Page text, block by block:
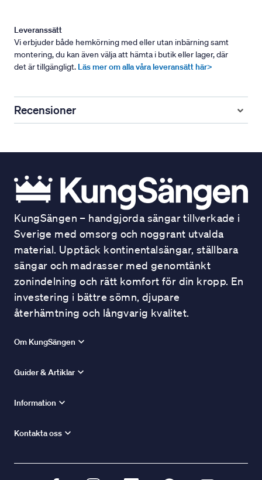
Leveranssätt
Vi erbjuder både hemkörning med eller utan inbärning samt
montering, du kan även välja att hämta i butik eller lager, där
det är tillgängligt. Läs mer om alla våra leveransätt här>
Recensioner
KungSängen – handgjorda sängar tillverkade i
Sverige med omsorg och noggrant utvalda
material. Upptäck kontinentalsängar, ställbara
sängar och madrasser med genomtänkt
zonindelning och rätt komfort för din kropp. En
investering i bättre sömn, djupare
återhämtning och långvarig kvalitet.
Om KungSängen
Guider & Artiklar
Information
Kontakta oss